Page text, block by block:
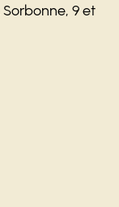
Sorbonne, 9 et